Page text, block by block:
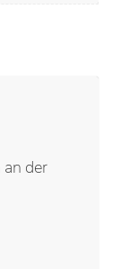
der